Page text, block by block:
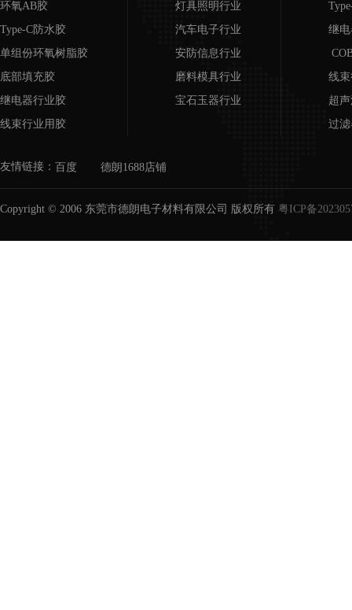
环氧AB胶
Type-C防水胶
单组份环氧树脂胶
底部填充胶
继电器行业胶
线束行业用胶
COB邦定胶
磨具胶水
灯具照明行业
汽车电子行业
安防信息行业
磨料模具行业
宝石玉器行业
继
线
超
过
友情链接： 百度 德朗1688店铺
Copyright © 2006 东莞市德朗电子材料有限公司 版权所有 粤ICP备